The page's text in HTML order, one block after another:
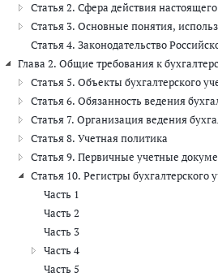
Статья 2. Сфера действия настоящего
Статья 3. Основные понятия,
Статья 4. Законодательство
Глава 2. Общие требования к
Статья 5. Объекты бухгалтерского
Статья 6. Обязанность ведения
Статья 7. Организация ведения
Статья 8. Учетная политика
Статья 9. Первичные учетные
Статья 10. Регистры бухгалтерского
Часть 1
Часть 2
Часть 3
Часть 4
Часть 5